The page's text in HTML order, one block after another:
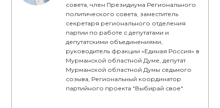
совета, член Президиума Регионального
политического совета, заместитель
секретаря регионального отделения
партии по работе с депутатами и
депутатскими объединениями,
руководитель фракции «Единая Россия» в
Мурманской областной Думе, депутат
Мурманской областной Думы седьмого
созыва, Региональный координатор
партийного проекта "Выбирай свое"